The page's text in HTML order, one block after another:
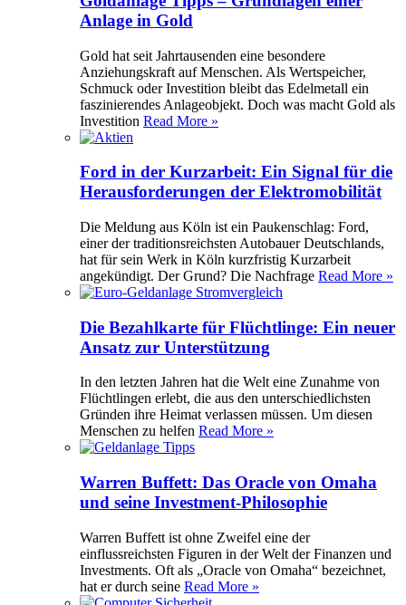
Anlage in Gold
Gold hat seit Jahrtausenden eine besondere
Anziehungskraft auf Menschen. Als Wertspeicher,
Schmuck oder Investition bleibt das Edelmetall ein
faszinierendes Anlageobjekt. Doch was macht Gold als
Investition Read More »
Ford in der Kurzarbeit: Ein Signal für die
Herausforderungen der Elektromobilität
Die Meldung aus Köln ist ein Paukenschlag: Ford,
einer der traditionsreichsten Autobauer Deutschlands,
hat für sein Werk in Köln kurzfristig Kurzarbeit
angekündigt. Der Grund? Die Nachfrage Read More »
Die Bezahlkarte für Flüchtlinge: Ein neuer
Ansatz zur Unterstützung
In den letzten Jahren hat die Welt eine Zunahme von
Flüchtlingen erlebt, die aus den unterschiedlichsten
Gründen ihre Heimat verlassen müssen. Um diesen
Menschen zu helfen Read More »
Warren Buffett: Das Oracle von Omaha
und seine Investment-Philosophie
Warren Buffett ist ohne Zweifel eine der
einflussreichsten Figuren in der Welt der Finanzen und
Investments. Oft als „Oracle von Omaha“ bezeichnet,
hat er durch seine Read More »